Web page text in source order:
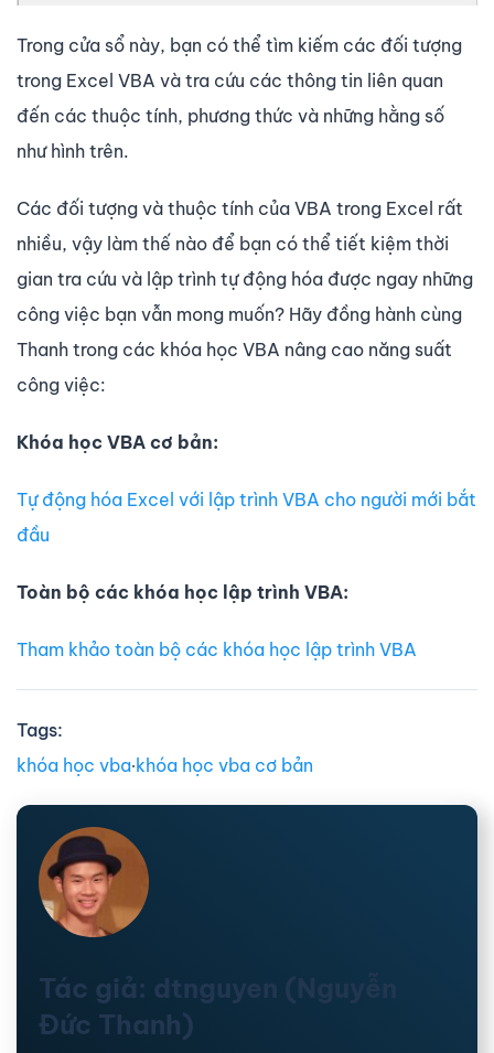
Trong cửa sổ này, bạn có thể tìm kiếm các đối tượng
trong Excel VBA và tra cứu các thông tin liên quan
đến các thuộc tính, phương thức và những hằng số
như hình trên.
Các đối tượng và thuộc tính của VBA trong Excel rất
nhiều, vậy làm thế nào để bạn có thể tiết kiệm thời
gian tra cứu và lập trình tự động hóa được ngay những
công việc bạn vẫn mong muốn? Hãy đồng hành cùng
Thanh trong các khóa học VBA nâng cao năng suất
công việc:
Khóa học VBA cơ bản:
Tự động hóa Excel với lập trình VBA cho người mới bắt
đầu
Toàn bộ các khóa học lập trình VBA:
Tham khảo toàn bộ các khóa học lập trình VBA
Tags:
khóa học vba∙khóa học vba cơ bản
Tác giả: dtnguyen (Nguyễn
Đức Thanh)